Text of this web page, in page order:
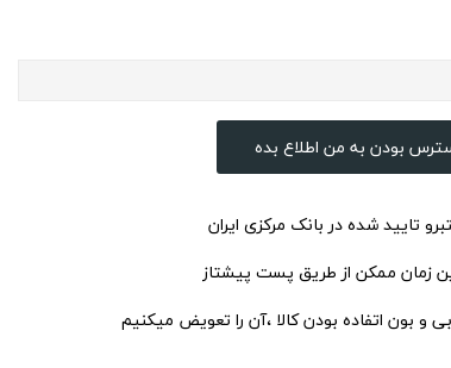
بودن به من اطلاع بده
تایید شده در بانک مرکزی ایران
زمان ممکن از طریق پست پیشتاز
و بون اتفاده بودن کالا ،آن را تعویض میکنیم